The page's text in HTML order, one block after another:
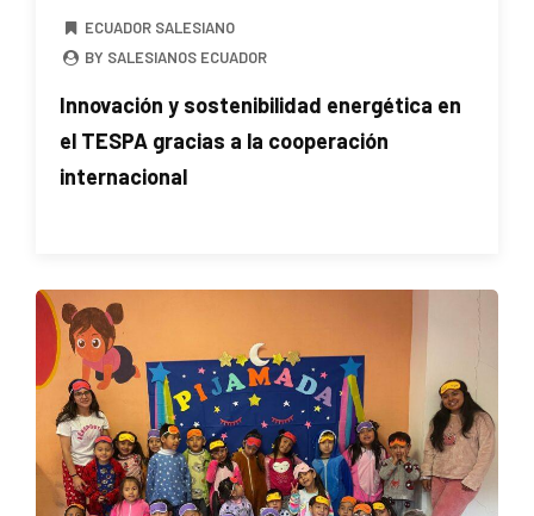
ECUADOR SALESIANO
BY SALESIANOS ECUADOR
Innovación y sostenibilidad energética en
el TESPA gracias a la cooperación
internacional